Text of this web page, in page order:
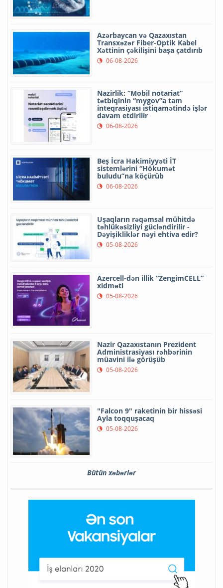
Azərbaycan və Qazaxıstan
Transxəzər Fiber-Optik Kabel
Xəttinin çəkilişini başa çatdırıb
06-08-2026
Nazirlik: “Mobil notariat”
tətbiqinin “mygov”a tam
inteqrasiyası istiqamətində işlər
davam etdirilir
06-08-2026
Beş İcra Hakimiyyəti İT
sistemlərini “Hökumət
buludu”na köçürüb
06-08-2026
Uşaqların rəqəmsal mühitdə
təhlükəsizliyi gücləndirilir -
Dəyişikliklər nəyi ehtiva edir?
05-08-2026
Azercell-dən illik “ZengimCELL”
xidməti
05-08-2026
Nazir Qazaxıstanın Prezident
Administrasiyası rəhbərinin
müavini ilə görüşüb
05-08-2026
"Falcon 9" raketinin bir hissəsi
Ayla toqquşacaq
05-08-2026
Bütün xəbərlər